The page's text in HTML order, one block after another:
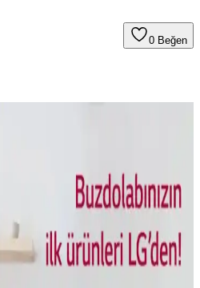
0 Beğen
için basit, kullanımı kolay ve
hediye seçenekleri
hoparlör ve dijital fotoğraf
ile Saniyeler İçinde
Uygulama Alanları